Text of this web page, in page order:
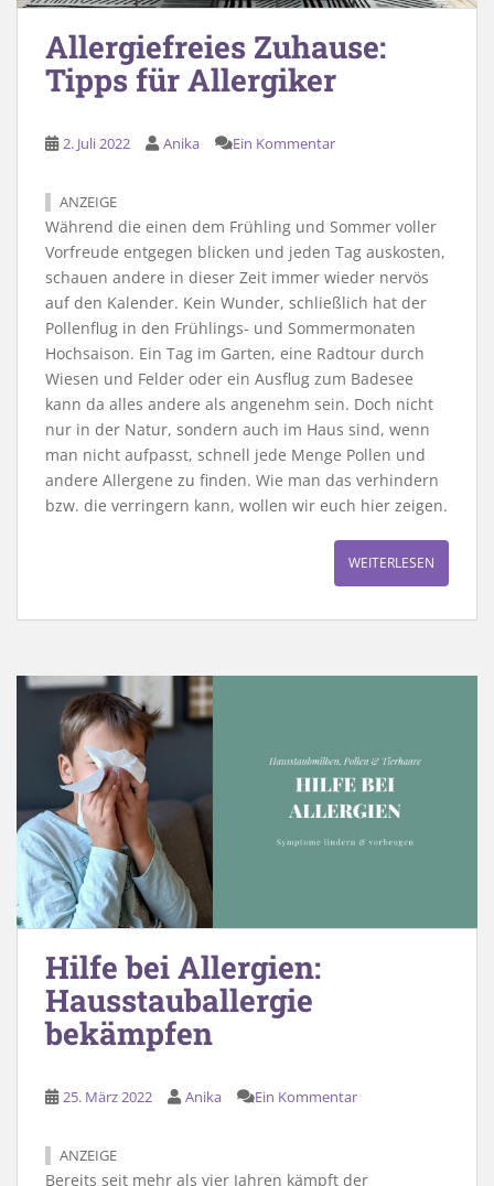
Allergiefreies Zuhause:
Tipps für Allergiker
2. Juli 2022 Anika Ein Kommentar
ANZEIGE
Während die einen dem Frühling und Sommer voller
Vorfreude entgegen blicken und jeden Tag auskosten,
schauen andere in dieser Zeit immer wieder nervös
auf den Kalender. Kein Wunder, schließlich hat der
Pollenflug in den Frühlings- und Sommermonaten
Hochsaison. Ein Tag im Garten, eine Radtour durch
Wiesen und Felder oder ein Ausflug zum Badesee
kann da alles andere als angenehm sein. Doch nicht
nur in der Natur, sondern auch im Haus sind, wenn
man nicht aufpasst, schnell jede Menge Pollen und
andere Allergene zu finden. Wie man das verhindern
bzw. die verringern kann, wollen wir euch hier zeigen.
WEITERLESEN
Hilfe bei Allergien:
Hausstauballergie
bekämpfen
25. März 2022 Anika Ein Kommentar
ANZEIGE
Bereits seit mehr als vier Jahren kämpft der